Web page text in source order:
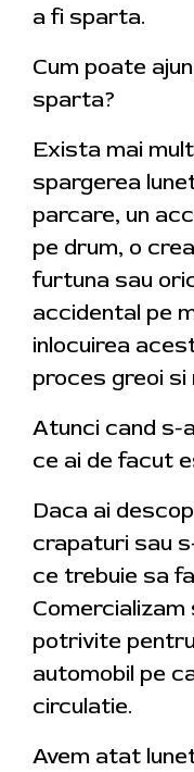
a fi sparta.
Cum poate
sparta?
Exista mai
spargerea
parcare, un
pe drum, o
furtuna sau
accidental pe
inlocuirea
proces greoi si
Atunci cand s-
ce ai de facut
Daca ai
crapaturi sau
ce trebuie sa
potrivite
automobil pe
circulatie.
Avem atat